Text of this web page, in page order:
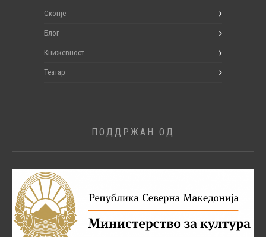
Скопје
Блог
Книжевност
Театар
ПОДДРЖАН ОД